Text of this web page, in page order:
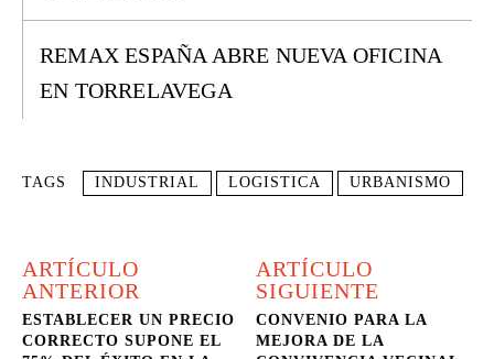
REMAX ESPAÑA ABRE NUEVA OFICINA
EN TORRELAVEGA
TAGS INDUSTRIAL LOGISTICA URBANISMO
ARTÍCULO
ANTERIOR
ESTABLECER UN PRECIO
CORRECTO SUPONE EL
ARTÍCULO
SIGUIENTE
CONVENIO PARA LA
MEJORA DE LA